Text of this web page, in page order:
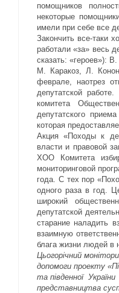
помощников
некоторые
имели при себе все
Закончить все-таки
работали «за» весь
сказать: «героев»):
М. Каракоз, Л.
феврале, наотрез
депутатской
комитета
депутатского
которая
Акция «Походы к
власти и правовой
ХОО Комитета
мониторинговой
года. С тех пор
одного раза в год.
широкий
депутатской
старание наладить
взаимную
блага жизни людей в
Цьогорічний
допомоги проекту
та південної
представництва